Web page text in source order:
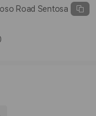
과 셔틀 조건을 함께
수 위치와 셔틀 편의성
차종별 가격비교
Road Sentosa